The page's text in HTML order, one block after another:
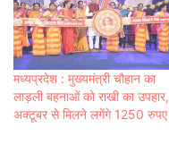
मध्यप्रदेश : मुख्यमंत्री चौहान का
लाड़ली बहनाओं को राखी का उपहार,
अक्टूबर से मिलने लगेंगे 1250 रुपए